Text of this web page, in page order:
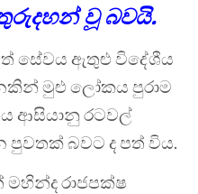
වූ බවයි.
සේවය ඇතුළු විදේශීය
මුළු ලෝකය පුරාම
ආසියානු රටවල්
පුවතක් බවට ද පත් විය.
මහින්ද රාජපක්ෂ